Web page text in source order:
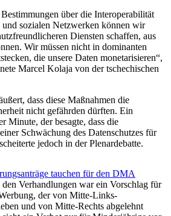
über die Interoperabilität
sozialen Netzwerken können wir
Diensten schaffen, aus
Wir müssen nicht in dominanten
die unsere Daten monetarisieren“,
Marcel Kolaja von der tschechischen
dass diese Maßnahmen die
nicht gefährden dürften. Ein
Minute, der besagte, dass die
Schwächung des Datenschutzes für
jedoch in der Plenardebatte.
tauchen für den DMA
Verhandlungen war ein Vorschlag für
der von Mitte-Links-
und von Mitte-Rechts abgelehnt